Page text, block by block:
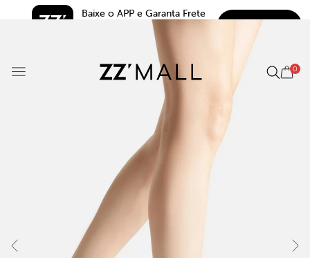
Baixe o APP e Garanta Frete
BAIXAR
0